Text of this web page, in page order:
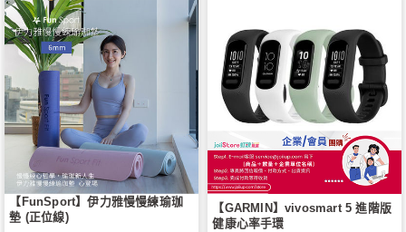
【FunSport】伊力雅慢慢練瑜珈
墊 (正位線)
【GARMIN】vivosmart 5 進階版
健康心率手環